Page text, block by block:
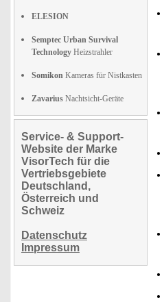
ELESION
Semptec Urban Survival
Technology Heizstrahler
Somikon Kameras für Nistkasten
Zavarius Nachtsicht-Geräte
Service- & Support-
Website der Marke
VisorTech für die
Vertriebsgebiete
Deutschland,
Österreich und
Schweiz
Datenschutz
Impressum